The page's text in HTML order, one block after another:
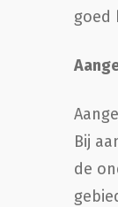
goed
Bij
de